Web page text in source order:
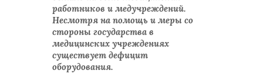
работников и медучреждений.
Несмотря на помощь и меры со
стороны государства в
медицинских учреждениях
существует дефицит
оборудования.